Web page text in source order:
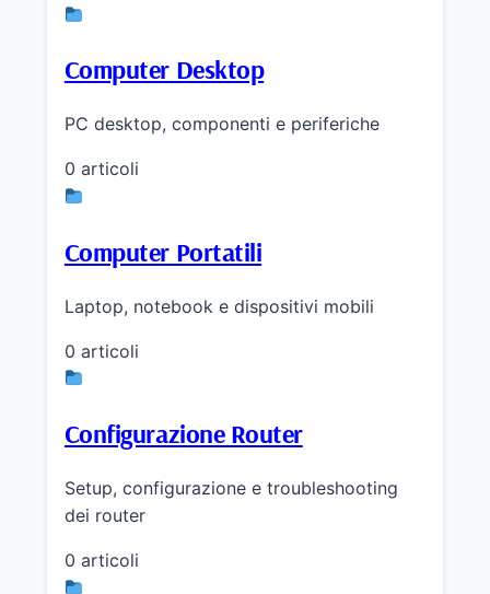
Computer Desktop
PC desktop, componenti e periferiche
0 articoli
Computer Portatili
Laptop, notebook e dispositivi mobili
0 articoli
Configurazione Router
Setup, configurazione e troubleshooting
dei router
0 articoli